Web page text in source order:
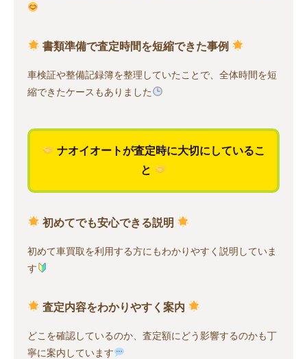
書類準備で査定時間を短縮できた事例
車検証や整備記録簿を整理していたことで、全体時間を短
縮できたケースもありました
ナオイオートが査定時に大切にしているこ
と
初めてでも安心できる説明
初めて車買取を利用する方にもわかりやすく説明していま
す
査定内容をわかりやすく案内
どこを確認しているのか、査定額にどう影響するのかも丁
寧に案内しています